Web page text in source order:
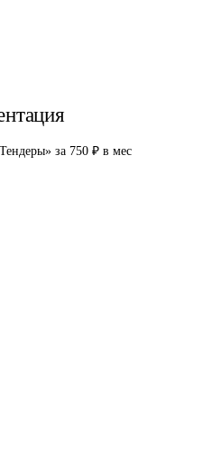
за 750 ₽ в мес